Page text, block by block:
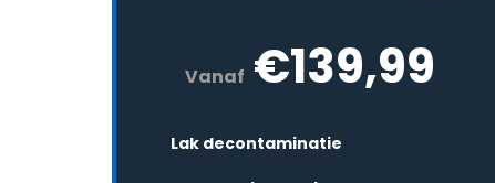
Vanaf €139,99
Lak decontaminatie